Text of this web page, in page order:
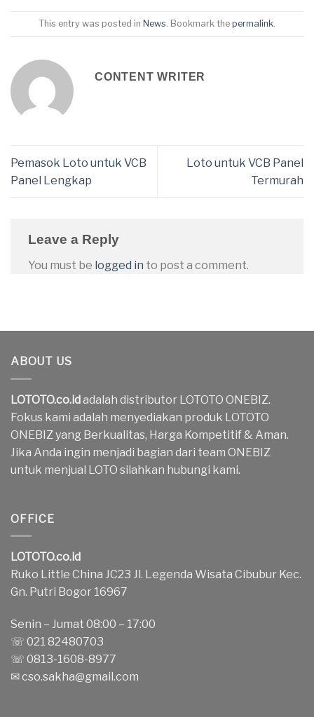
This entry was posted in News . Bookmark the permalink
CONTENT WRITER
Pemasok Loto untuk VCB
Panel Lengkap
Loto untuk VCB Panel
Termurah
Leave a Reply
You must be logged in to post a comment.
ABOUT US
LOTOTO.co.idadalah distributor LOTOTO ONEBIZ.
Fokus kami adalah menyediakan produk LOTOTO
ONEBIZ yang Berkualitas, Harga Kompetitif & Aman.
Jika Anda ingin menjadi bagian dari team ONEBIZ
untuk menjual LOTO silahkan hubungi kami.
OFFICE
LOTOTO.co.id
Ruko Little China JC23 Jl. Legenda Wisata Cibubur Kec.
Gn. Putri Bogor 16967
Senin – Jumat 08:00 – 17:00
☏ 021 82480703
☏ 0813-1608-8977
✉cso.sakha@gmail.com